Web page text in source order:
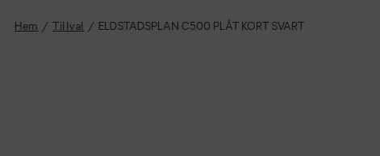
Hem / Tillval / ELDSTADSPLAN C500 PLÅT KORT SVART